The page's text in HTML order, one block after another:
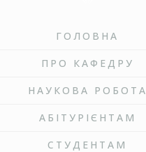
ГОЛОВНА
ПРО КАФЕДРУ
НАУКОВА РОБОТА
АБІТУРІЄНТАМ
СТУДЕНТАМ